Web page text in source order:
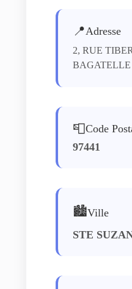
📍Adresse
2, RUE
BAGATELLE
📮Code
97441
🏙️Ville
STE